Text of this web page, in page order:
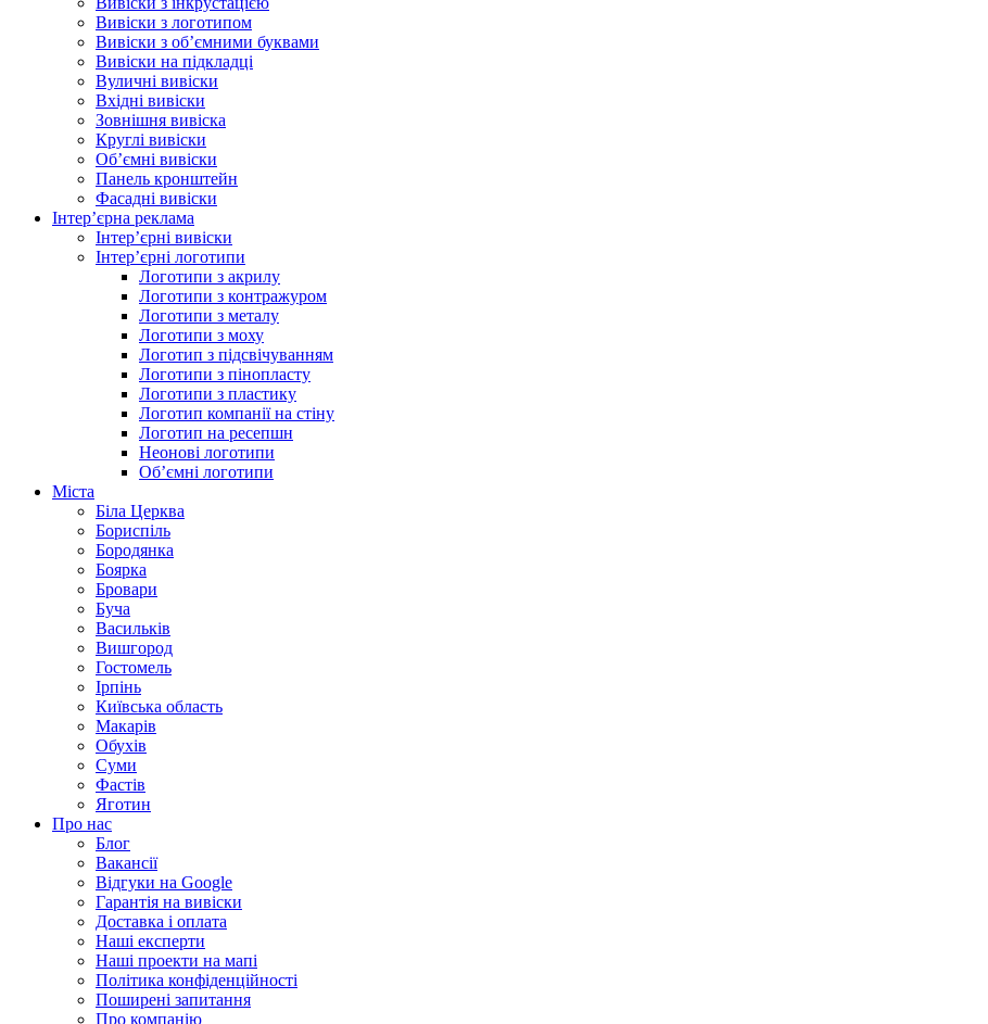
Вивіски з логотипом
Вивіски з об’ємними буквами
Вивіски на підкладці
Вуличні вивіски
Вхідні вивіски
Зовнішня вивіска
Круглі вивіски
Об’ємні вивіски
Панель кронштейн
Фасадні вивіски
Інтер’єрна реклама
Інтер’єрні вивіски
Інтер’єрні логотипи
Логотипи з акрилу
Логотипи з контражуром
Логотипи з металу
Логотипи з моху
Логотип з підсвічуванням
Логотипи з пінопласту
Логотипи з пластику
Логотип компанії на стіну
Логотип на ресепшн
Неонові логотипи
Об’ємні логотипи
Міста
Біла Церква
Бориспіль
Бородянка
Боярка
Бровари
Буча
Васильків
Вишгород
Гостомель
Ірпінь
Київська область
Макарів
Обухів
Суми
Фастів
Яготин
Про нас
Блог
Вакансії
Відгуки на Google
Гарантія на вивіски
Доставка і оплата
Наші експерти
Наші проекти на мапі
Політика конфіденційності
Поширені запитання
Про компанію